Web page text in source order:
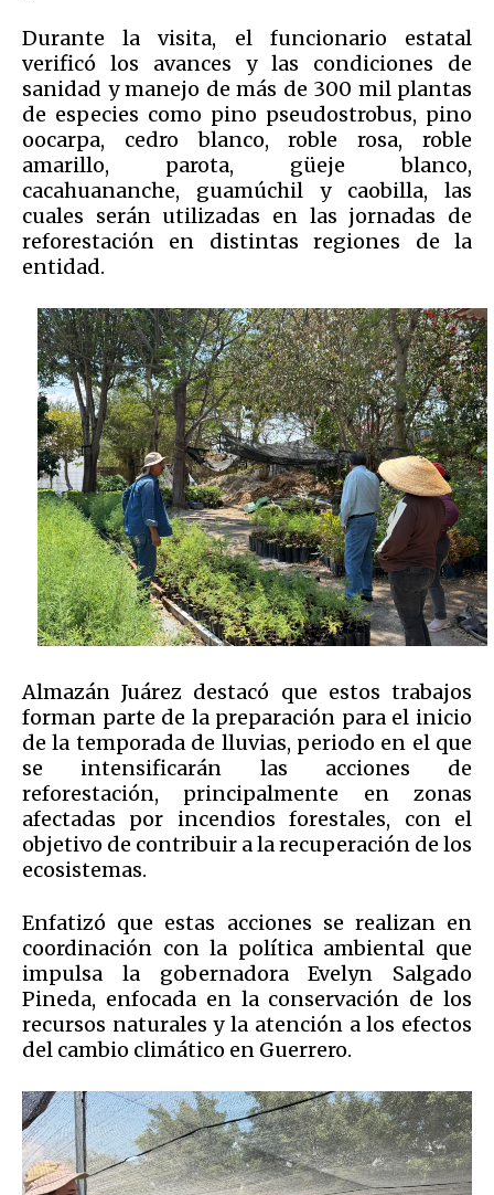
Durante la visita, el funcionario estatal
verificó los avances y las condiciones de
sanidad y manejo de más de 300 mil plantas
de especies como pino pseudostrobus, pino
oocarpa, cedro blanco, roble rosa, roble
amarillo, parota, güeje blanco,
cacahuananche, guamúchil y caobilla, las
cuales serán utilizadas en las jornadas de
reforestación en distintas regiones de la
entidad.
Almazán Juárez destacó que estos trabajos
forman parte de la preparación para el inicio
de la temporada de lluvias, periodo en el que
se intensificarán las acciones de
reforestación, principalmente en zonas
afectadas por incendios forestales, con el
objetivo de contribuir a la recuperación de los
ecosistemas.
Enfatizó que estas acciones se realizan en
coordinación con la política ambiental que
impulsa la gobernadora Evelyn Salgado
Pineda, enfocada en la conservación de los
recursos naturales y la atención a los efectos
del cambio climático en Guerrero.